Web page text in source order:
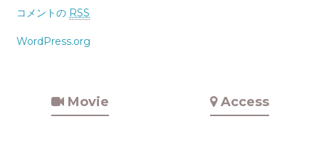
コメントの RSS
WordPress.org
Movie Access